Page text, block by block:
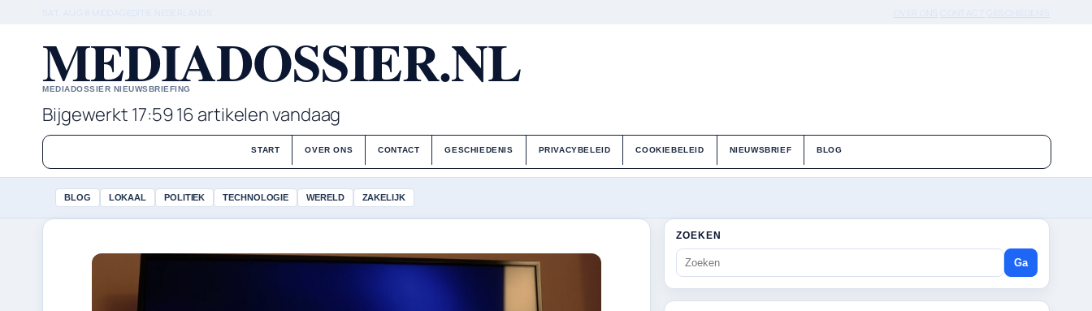
SAT, AUG 8 MIDDAGEDITIE NEDERLANDS OVER ONS CONTACT
MEDIADOSSIER.NL
MEDIADOSSIER NIEUWSBRIEFING
Bijgewerkt 17:5916 artikelen vandaag
START OVER ONS CONTACT GESCHIEDENIS PRIVACYBELEID COOKIEBELEID NIEUWSBRIEF BLOG
BLOG LOKAAL POLITIEK TECHNOLOGIE WERELD ZAKELIJK
ZOEKEN
Ga